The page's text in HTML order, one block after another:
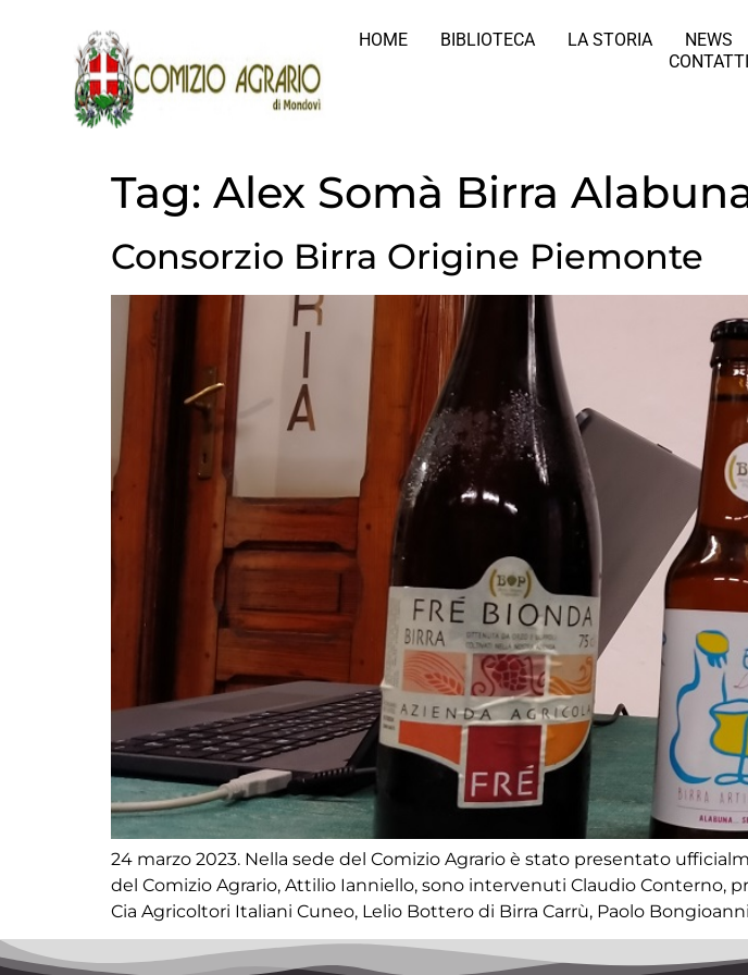
HOME BIBLIOTECA LA STORIA NEWS
CONTATTI
Tag: Alex Somà Birra
Consorzio Birra Origine Piemonte
24 marzo 2023. Nella sede del Comizio Agrario è stato presentato
del Comizio Agrario, Attilio Ianniello, sono intervenuti Claudio Conterno,
Cia Agricoltori Italiani Cuneo, Lelio Bottero di Birra Carrù, Paolo